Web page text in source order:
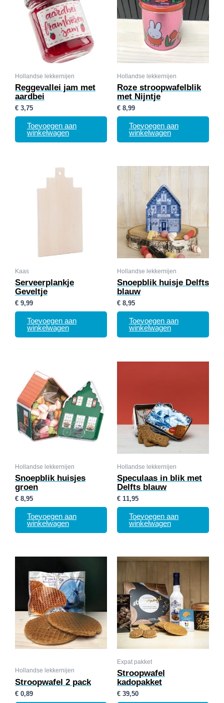
Hollandse lekkernijen
Reggevallei jam met
aardbei
€ 3,75
Toevoegen aan
winkelwagen
Hollandse lekkernijen
Roze stroopwafelblik
met Nijntje
€ 8,99
Toevoegen aan
winkelwagen
Kaas
Serveerplankje
Geveltje
€ 9,99
Toevoegen aan
winkelwagen
Hollandse lekkernijen
Snoepblik huisje Delfts
blauw
€ 8,95
Toevoegen aan
winkelwagen
Hollandse lekkernijen
Snoepblik huisjes
groen
€ 8,95
Toevoegen aan
winkelwagen
Hollandse lekkernijen
Speculaas in blik met
Delfts blauw
€ 11,95
Toevoegen aan
winkelwagen
Hollandse lekkernijen
Stroopwafel 2 pack
€ 0,89
Expat pakket
Stroopwafel
kadopakket
€ 39,50